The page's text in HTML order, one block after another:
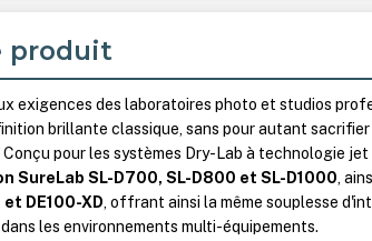
produit
exigences des laboratoires photo et studios
brillante classique, sans pour autant sacrifier
pour les systèmes Dry-Lab à technologie jet
SureLab SL-D700, SL-D800 et SL-D1000,
DE100-XD, offrant ainsi la même souplesse
les environnements multi-équipements.